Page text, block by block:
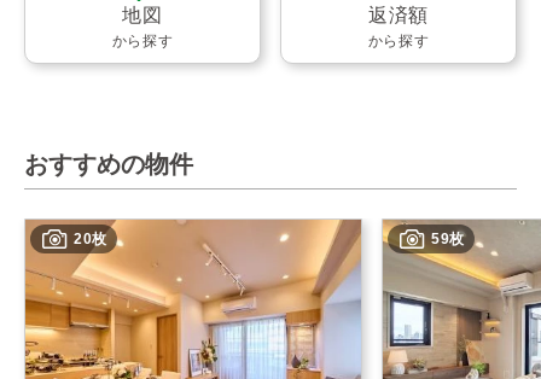
地図
から探す
返済額
から探す
おすすめの物件
20枚 59枚